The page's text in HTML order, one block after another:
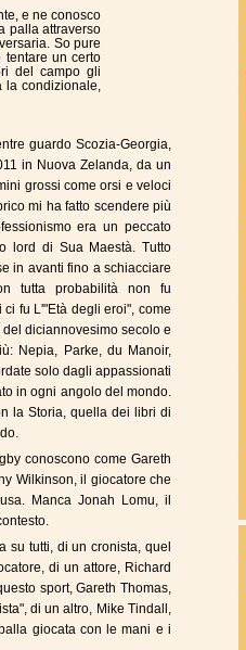
e ne conosco
palla attraverso
So pure
tentare un certo
del campo gli
la condizionale,
guardo Scozia-Georgia,
in Nuova Zelanda, da un
grossi come orsi e veloci
mi ha fatto scendere più
era un peccato
lord di Sua Maestà. Tutto
in avanti fino a schiacciare
tutta probabilità non fu
fu L'"Età degli eroi", come
diciannovesimo secolo e
Nepia, Parke, du Manoir,
solo dagli appassionati
in ogni angolo del mondo.
la Storia, quella dei libri di
conoscono come Gareth
Wilkinson, il giocatore che
Manca Jonah Lomu, il
su tutti, di un cronista, quel
di un attore, Richard
sport, Gareth Thomas,
di un altro, Mike Tindall,
giocata con le mani e i